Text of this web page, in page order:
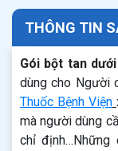
THÔNG TIN
Gói bột tan
dùng cho Người
Thuốc Bệnh Viện
mà người dùng
chỉ định…Những